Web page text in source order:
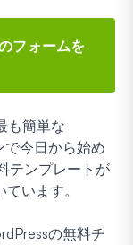
フォームを
も簡単な
で今日から始め
テンプレートが
います。
の無料チ